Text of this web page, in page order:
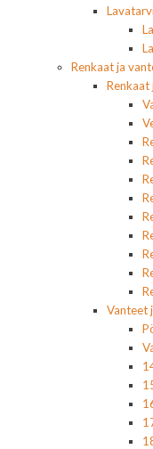
Renkaat ja
Vanteet